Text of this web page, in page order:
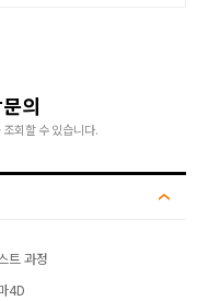
의
회할 수 있습니다.
트 과정
4D